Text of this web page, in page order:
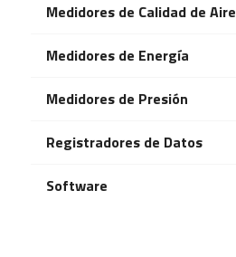
Medidores de Calidad de Aire
Medidores de Energía
Medidores de Presión
Registradores de Datos
Software